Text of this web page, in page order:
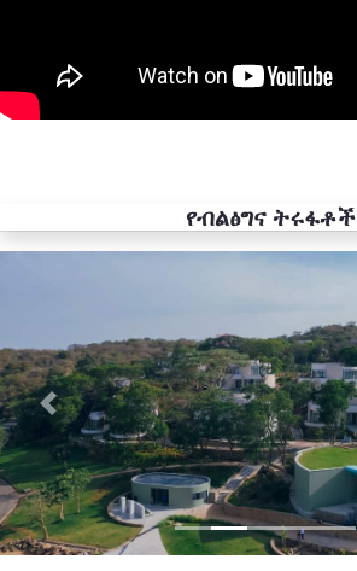
የብልፅግና ትሩፋቶች
Previous